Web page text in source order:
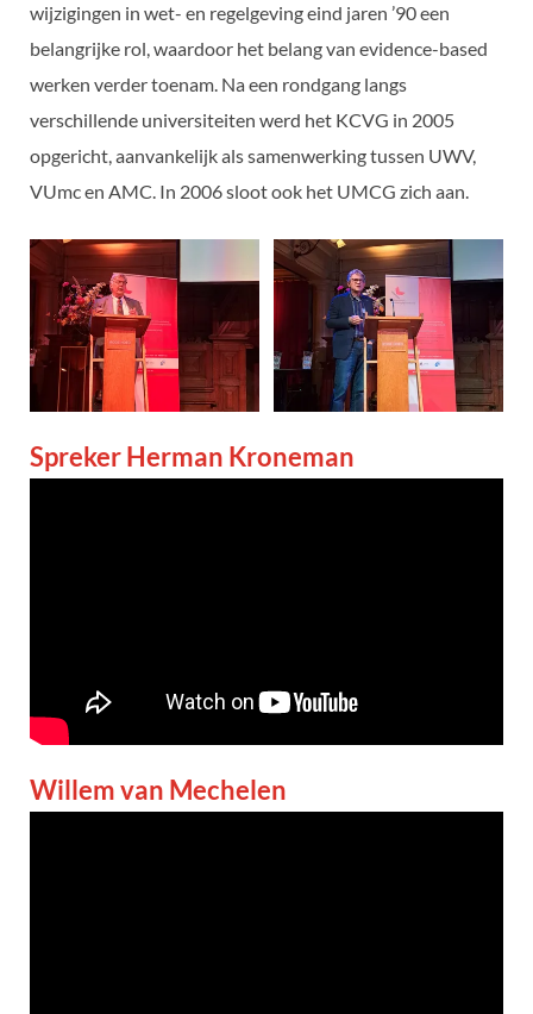
wijzigingen in wet- en regelgeving eind jaren ’90 een
belangrijke rol, waardoor het belang van evidence-based
werken verder toenam. Na een rondgang langs
verschillende universiteiten werd het KCVG in 2005
opgericht, aanvankelijk als samenwerking tussen UWV,
VUmc en AMC. In 2006 sloot ook het UMCG zich aan.
Spreker Herman Kroneman
Willem van Mechelen